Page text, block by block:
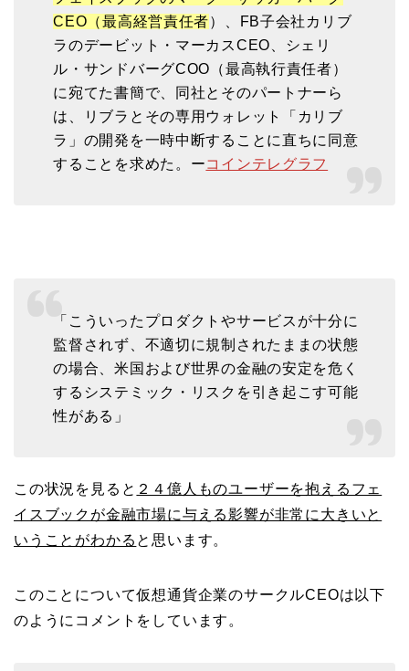
CEO（最高経営責任者）、FB子会社カリブ
ラのデービット・マーカスCEO、シェリ
ル・サンドバーグCOO（最高執行責任者）
に宛てた書簡で、同社とそのパートナーら
は、リブラとその専用ウォレット「カリブ
ラ」の開発を一時中断することに直ちに同意
することを求めた。ーコインテレグラフ
「こういったプロダクトやサービスが十分に
監督されず、不適切に規制されたままの状態
の場合、米国および世界の金融の安定を危く
するシステミック・リスクを引き起こす可能
性がある」
この状況を見ると ２４億人ものユーザーを抱えるフェ
イスブックが金融市場に与える影響が非常に大きいと
いうことがわかる と思います。
このことについて仮想通貨企業のサークルCEOは以下
のようにコメントをしています。